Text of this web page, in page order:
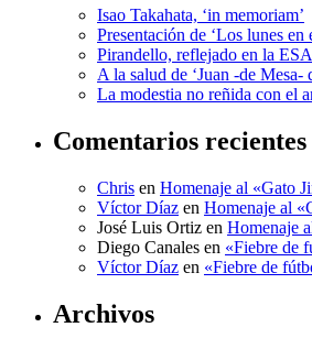
Isao Takahata, ‘in memoriam’
Presentación de ‘Los lunes
Pirandello, reflejado en la
A la salud de ‘Juan -de Mesa-
La modestia no reñida con el
Comentarios recientes
Chris en Homenaje al «Gato
Víctor Díaz en Homenaje al
José Luis Ortiz en Homenaje
Diego Canales en «Fiebre de
Víctor Díaz en «Fiebre de
Archivos